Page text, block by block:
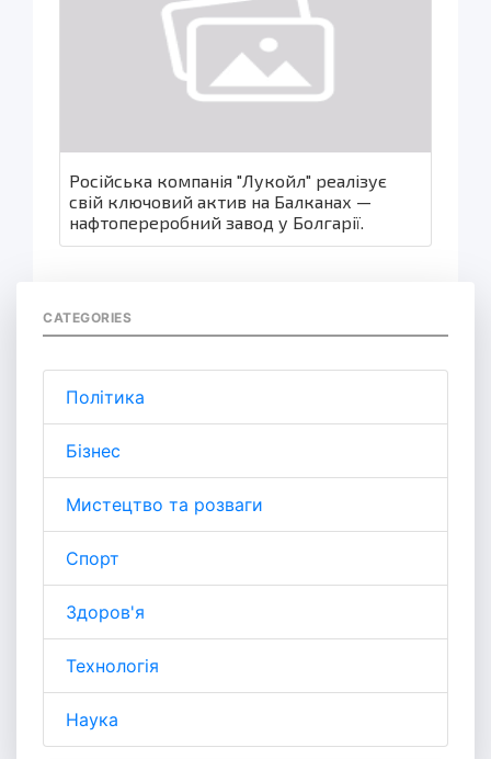
Російська компанія "Лукойл" реалізує
свій ключовий актив на Балканах —
нафтопереробний завод у Болгарії.
CATEGORIES
Політика
Бізнес
Мистецтво та розваги
Спорт
Здоров'я
Технологія
Наука